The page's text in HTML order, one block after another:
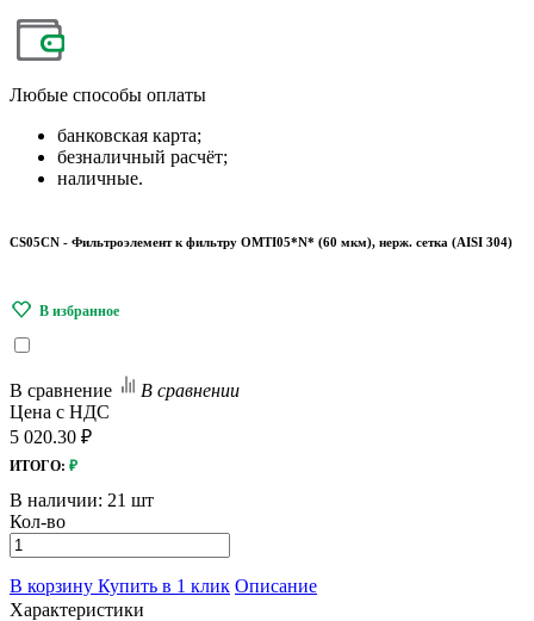
Любые способы оплаты
банковская карта;
безналичный расчёт;
наличные.
CS05CN - Фильтроэлемент к фильтру OMTI05*N* (60 мкм), нерж. сетка (AISI 304)
В сравнение
В сравнении
Цена с НДС
5 020.30 ₽
ИТОГО: ₽
В наличии: 21 шт
Кол-во
В корзину Купить в 1 клик Описание
Характеристики